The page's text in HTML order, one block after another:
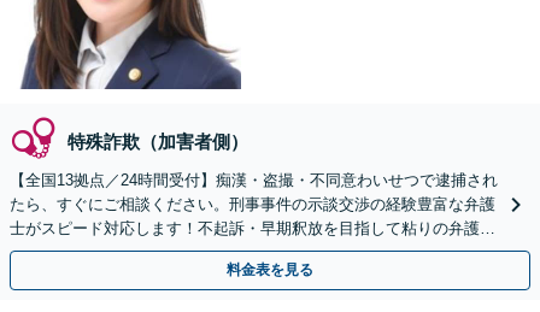
特殊詐欺（加害者側）
【全国13拠点／24時間受付】痴漢・盗撮・不同意わいせつで逮捕され
たら、すぐにご相談ください。刑事事件の示談交渉の経験豊富な弁護
士がスピード対応します！不起訴・早期釈放を目指して粘りの弁護活
動を行います。
料金表を見る